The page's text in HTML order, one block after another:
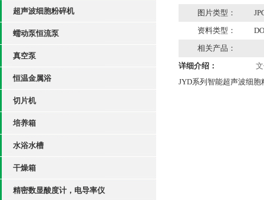
超声波细胞粉碎机
蠕动泵恒流泵
真空泵
恒温金属浴
切片机
培养箱
水浴水槽
干燥箱
精密数显酸度计，电导率仪
图片类型：
资料类型：
相关产品：
详细介绍：
JYD系列智能超声波细